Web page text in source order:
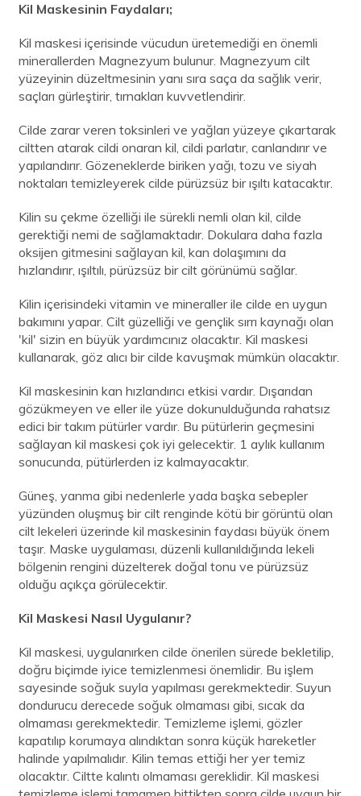
Kil Maskesinin Faydaları;
Kil maskesi içerisinde vücudun üretemediği en önemli
minerallerden Magnezyum bulunur. Magnezyum cilt
yüzeyinin düzeltmesinin yanı sıra saça da sağlık verir,
saçları gürleştirir, tırnakları kuvvetlendirir.
Cilde zarar veren toksinleri ve yağları yüzeye çıkartarak
ciltten atarak cildi onaran kil, cildi parlatır, canlandırır ve
yapılandırır. Gözeneklerde biriken yağı, tozu ve siyah
noktaları temizleyerek cilde pürüzsüz bir ışıltı katacaktır.
Kilin su çekme özelliği ile sürekli nemli olan kil, cilde
gerektiği nemi de sağlamaktadır. Dokulara daha fazla
oksijen gitmesini sağlayan kil, kan dolaşımını da
hızlandırır, ışıltılı, pürüzsüz bir cilt görünümü sağlar.
Kilin içerisindeki vitamin ve mineraller ile cilde en uygun
bakımını yapar. Cilt güzelliği ve gençlik sırrı kaynağı olan
'kil' sizin en büyük yardımcınız olacaktır. Kil maskesi
kullanarak, göz alıcı bir cilde kavuşmak mümkün olacaktır.
Kil maskesinin kan hızlandırıcı etkisi vardır. Dışarıdan
gözükmeyen ve eller ile yüze dokunulduğunda rahatsız
edici bir takım pütürler vardır. Bu pütürlerin geçmesini
sağlayan kil maskesi çok iyi gelecektir. 1 aylık kullanım
sonucunda, pütürlerden iz kalmayacaktır.
Güneş, yanma gibi nedenlerle yada başka sebepler
yüzünden oluşmuş bir cilt renginde kötü bir görüntü olan
cilt lekeleri üzerinde kil maskesinin faydası büyük önem
taşır. Maske uygulaması, düzenli kullanıldığında lekeli
bölgenin rengini düzelterek doğal tonu ve pürüzsüz
olduğu açıkça görülecektir.
Kil Maskesi Nasıl Uygulanır?
Kil maskesi, uygulanırken cilde önerilen sürede bekletilip,
doğru biçimde iyice temizlenmesi önemlidir. Bu işlem
sayesinde soğuk suyla yapılması gerekmektedir. Suyun
dondurucu derecede soğuk olmaması gibi, sıcak da
olmaması gerekmektedir. Temizleme işlemi, gözler
kapatılıp korumaya alındıktan sonra küçük hareketler
halinde yapılmalıdır. Kilin temas ettiği her yer temiz
olacaktır. Ciltte kalıntı olmaması gereklidir. Kil maskesi